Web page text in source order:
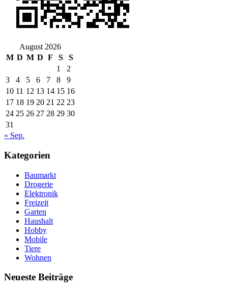
August 2026
M D M D F S
S
1
2
3
4 5 6 7 8
9
10 11 12 13 14 15 16
17 18 19 20 21 22 23
24 25 26 27 28 29 30
31
« Sep.
Kategorien
Baumarkt
Drogerie
Elektronik
Freizeit
Garten
Haushalt
Hobby
Mobile
Tiere
Wohnen
Neueste Beiträge